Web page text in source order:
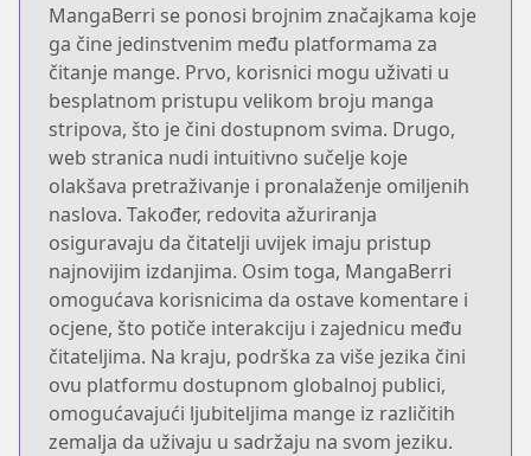
MangaBerri se ponosi brojnim značajkama koje
ga čine jedinstvenim među platformama za
čitanje mange. Prvo, korisnici mogu uživati u
besplatnom pristupu velikom broju manga
stripova, što je čini dostupnom svima. Drugo,
web stranica nudi intuitivno sučelje koje
olakšava pretraživanje i pronalaženje omiljenih
naslova. Također, redovita ažuriranja
osiguravaju da čitatelji uvijek imaju pristup
najnovijim izdanjima. Osim toga, MangaBerri
omogućava korisnicima da ostave komentare i
ocjene, što potiče interakciju i zajednicu među
čitateljima. Na kraju, podrška za više jezika čini
ovu platformu dostupnom globalnoj publici,
omogućavajući ljubiteljima mange iz različitih
zemalja da uživaju u sadržaju na svom jeziku.